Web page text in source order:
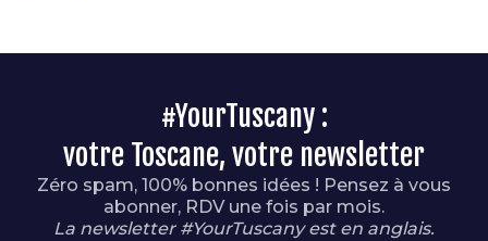
#YourTuscany :
votre Toscane, votre newsletter
Zéro spam, 100% bonnes idées ! Pensez à vous
abonner, RDV une fois par mois.
La newsletter #YourTuscany est en anglais.